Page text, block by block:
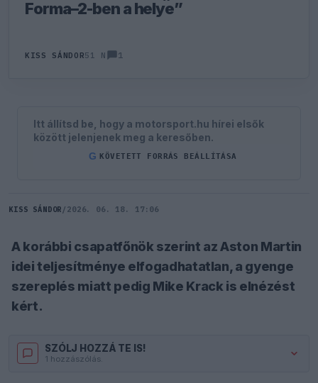
Forma–2-ben a helye”
KISS SÁNDOR51 N 1
Itt állítsd be, hogy a motorsport.hu hírei elsők
között jelenjenek meg a keresőben.
G KÖVETETT FORRÁS BEÁLLÍTÁSA
KISS SÁNDOR / 2026. 06. 18. 17:06
A korábbi csapatfőnök szerint az Aston Martin
idei teljesítménye elfogadhatatlan, a gyenge
szereplés miatt pedig Mike Krack is elnézést
kért.
SZÓLJ HOZZÁ TE IS!
1 hozzászólás.